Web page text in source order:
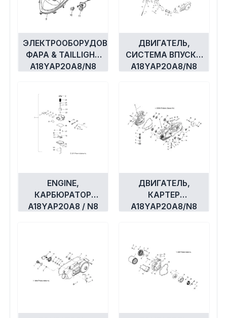
ЭЛЕКТРООБОРУДОВАНИЕ,
ФАРА & TAILLIGHT
A18YAP20A8/N8
ДВИГАТЕЛЬ,
СИСТЕМА ВПУСКА
A18YAP20A8/N8
ENGINE,
КАРБЮРАТОР
A18YAP20A8 / N8
ДВИГАТЕЛЬ,
КАРТЕР
A18YAP20A8/N8